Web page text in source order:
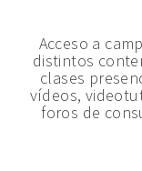
Acceso a
distintos
clases
vídeos,
foros de